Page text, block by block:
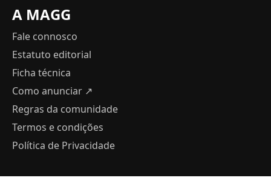
A MAGG
Fale connosco
Estatuto editorial
Ficha técnica
Como anunciar ↗
Regras da comunidade
Termos e condições
Política de Privacidade